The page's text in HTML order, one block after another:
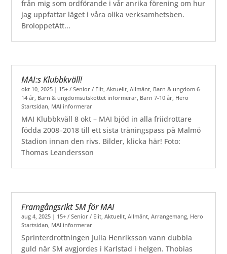
från mig som ordförande i vår anrika förening om hur
jag uppfattar läget i våra olika verksamhetsben.
BroloppetAtt...
MAI:s Klubbkväll!
okt 10, 2025 | 15+ / Senior / Elit,Aktuellt,Allmänt, Barn & ungdom 6-
14 år, Barn & ungdomsutskottet informerar, Barn 7-10 år, Hero
Startsidan, MAI informerar
MAI Klubbkväll 8 okt – MAI bjöd in alla friidrottare
födda 2008–2018 till ett sista träningspass på Malmö
Stadion innan den rivs. Bilder, klicka här! Foto:
Thomas Leandersson
Framgångsrikt SM för MAI
aug 4, 2025 | 15+ / Senior / Elit ,Aktuellt ,Allmänt ,Arrangemang Hero
Startsidan MAI informerar
Sprinterdrottningen Julia Henriksson vann dubbla
guld när SM avgjordes i Karlstad i helgen. Thobias